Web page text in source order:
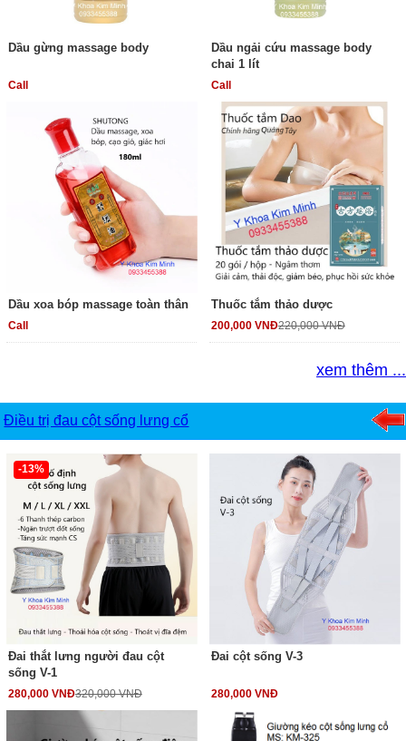
Dầu gừng massage body
Call
Dầu ngải cứu massage body
chai 1 lít
Call
Dầu xoa bóp massage toàn thân
Call
Thuốc tắm thảo dược
200,000 VNĐ220,000 VNĐ
xem thêm ...
Điều trị đau cột sống lưng cổ
-13%
Đai thắt lưng người đau cột
sống V-1
280,000 VNĐ320,000 VNĐ
Đai cột sống V-3
280,000 VNĐ